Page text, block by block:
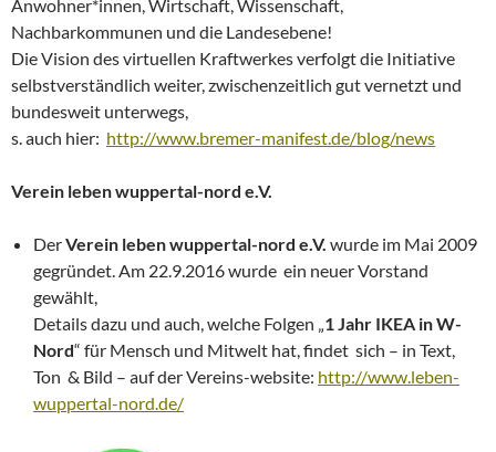
Anwohner*innen, Wirtschaft, Wissenschaft,
Nachbarkommunen und die Landesebene!
Die Vision des virtuellen Kraftwerkes verfolgt die Initiative
selbstverständlich weiter, zwischenzeitlich gut vernetzt und
bundesweit unterwegs,
s. auch hier: http://www.bremer-manifest.de/blog/news
Verein leben wuppertal-nord e.V.
DerVerein leben wuppertal-nord e.V. wurde im Mai 2009
gegründet. Am 22.9.2016 wurde ein neuer Vorstand
gewählt,
Details dazu und auch, welche Folgen „1 Jahr IKEA in W-
Nord“ für Mensch und Mitwelt hat, findet sich – in Text,
Ton & Bild – auf der Vereins-website: http://www.leben-
wuppertal-nord.de/